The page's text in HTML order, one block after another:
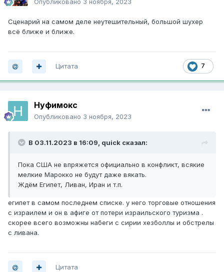
Сценарий на самом деле неутешительный, большой шухер
всё ближе и ближе.
7
Цитата
Нуфимокс
Опубликовано 3 ноября, 2023
В 03.11.2023 в 16:09, quick сказал:
Пока США не впряжется официально в конфликт, всякие
мелкие Марокко не будут даже вякать.
Ждём Египет, Ливан, Иран и т.п.
египет в самом последнем списке. у него торговые отношения
с израилем и он в афиге от потери израильского туризма .
скорее всего возможны набеги с сирии хезболлы и обстрелы
с ливана.
Цитата